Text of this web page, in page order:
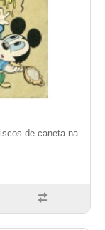
de caneta na